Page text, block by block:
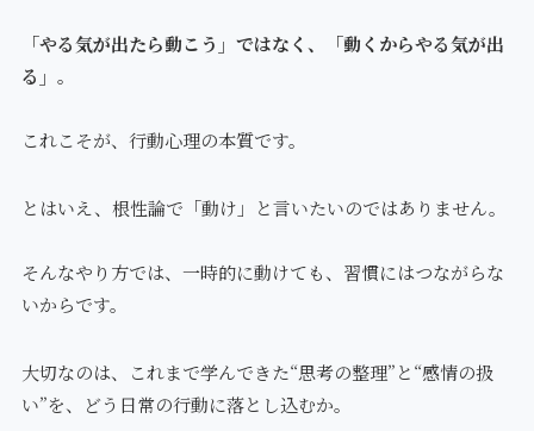
「やる気が出たら動こう」ではなく、「動くからやる気が出
る」。
これこそが、行動心理の本質です。
とはいえ、根性論で「動け」と言いたいのではありません。
そんなやり方では、一時的に動けても、習慣にはつながらな
いからです。
大切なのは、これまで学んできた“思考の整理”と“感情の扱
い”を、どう日常の行動に落とし込むか。